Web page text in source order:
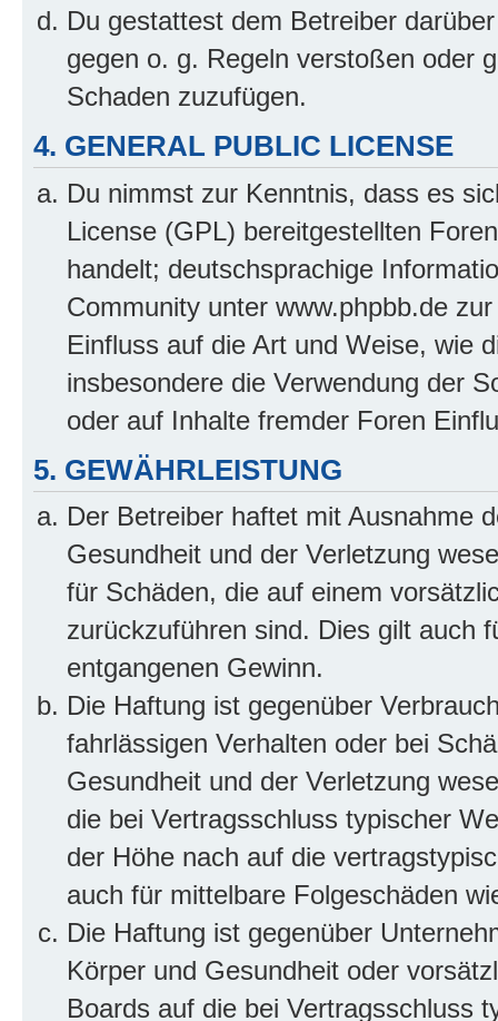
Du gestattest dem Betreiber
gegen o. g. Regeln verstoßen oder
Schaden zuzufügen.
4. GENERAL PUBLIC LICENSE
Du nimmst zur Kenntnis, dass es
License (GPL) bereitgestellten
handelt; deutschsprachige
Community unter www.phpbb.de
Einfluss auf die Art und Weise, wie
insbesondere die Verwendung der
oder auf Inhalte fremder Foren
5. GEWÄHRLEISTUNG
Der Betreiber haftet mit Ausnahme
Gesundheit und der Verletzung
für Schäden, die auf einem
zurückzuführen sind. Dies gilt auch
entgangenen Gewinn.
Die Haftung ist gegenüber
fahrlässigen Verhalten oder bei
Gesundheit und der Verletzung
die bei Vertragsschluss typischer
der Höhe nach auf die
auch für mittelbare Folgeschäden
Die Haftung ist gegenüber
Körper und Gesundheit oder
Boards auf die bei Vertragsschluss